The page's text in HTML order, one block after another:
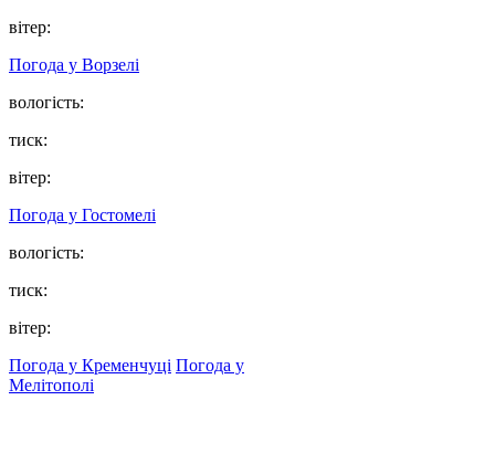
вітер:
Погода у Ворзелі
вологість:
тиск:
вітер:
Погода у Гостомелі
вологість:
тиск:
вітер:
Погода у Кременчуці Погода у
Мелітополі